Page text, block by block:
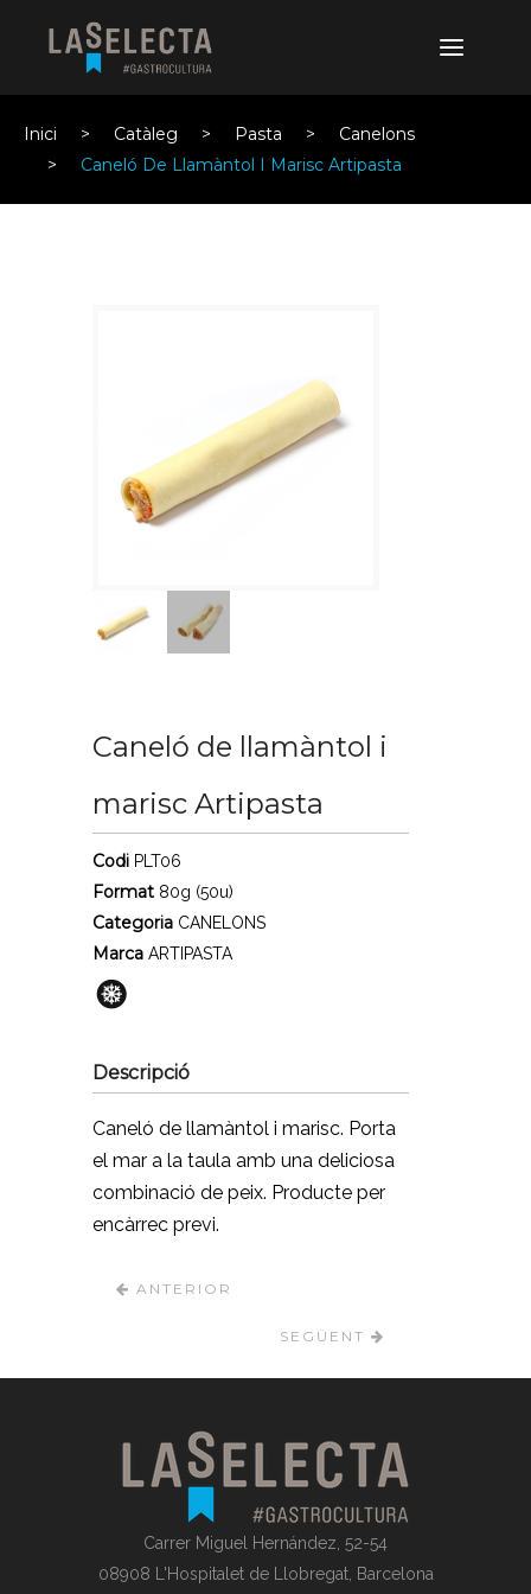
Inici Catàleg Pasta
Canelons
Caneló De Llamàntol I Marisc Artipasta
Caneló de llamàntol i
marisc Artipasta
Codi PLT06
Format 80g (50u)
Categoria CANELONS
MarcaARTIPASTA
Descripció
Caneló de llamàntol i marisc. Porta
el mar a la taula amb una deliciosa
combinació de peix. Producte per
encàrrec previ.
ANTERIOR
SEGÜENT
Carrer Miguel Hernández, 52-54
08908 L'Hospitalet de Llobregat, Barcelona